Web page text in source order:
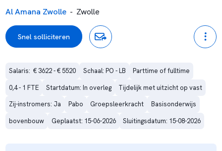
Al Amana Zwolle - Zwolle
Snel solliciteren
Salaris:  € 3622 - € 5520 Schaal: PO - LB
Parttime of fulltime
0,4 - 1 FTE
Startdatum: In overleg
Tijdelijk met uitzicht op vast
Zij-instromers: Ja
Pabo Groepsleerkracht
Basisonderwijs
bovenbouw
Geplaatst: 15-06-2026 Sluitingsdatum: 15-08-2026